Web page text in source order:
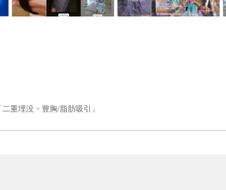
重埋没・豊胸/脂肪吸引」